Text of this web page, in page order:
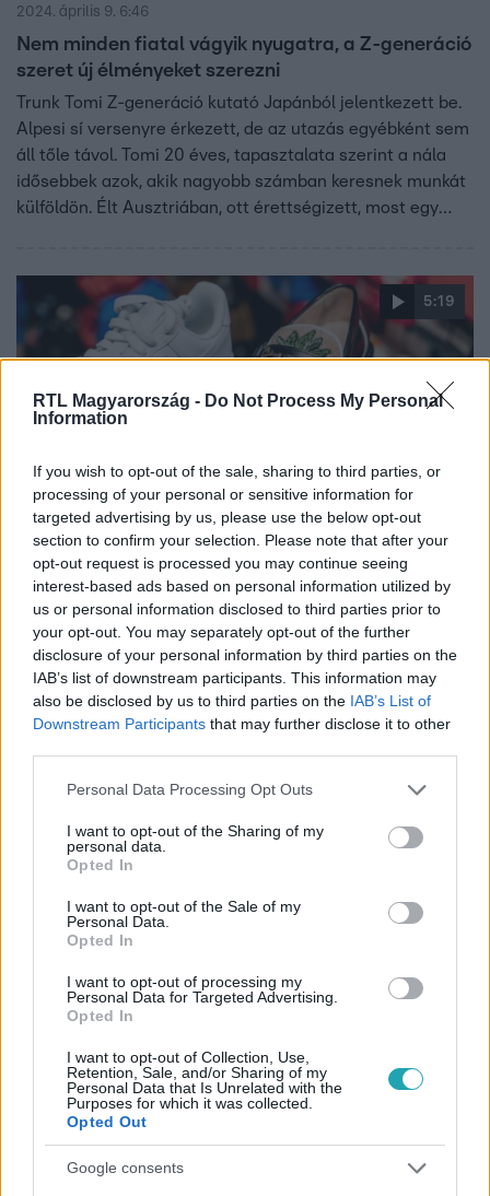
RTL Magyarország - Do Not Process My Personal
Information
If you wish to opt-out of the sale, sharing to third parties, or
processing of your personal or sensitive information for
targeted advertising by us, please use the below opt-out
section to confirm your selection. Please note that after your
opt-out request is processed you may continue seeing
interest-based ads based on personal information utilized by
us or personal information disclosed to third parties prior to
your opt-out. You may separately opt-out of the further
disclosure of your personal information by third parties on the
IAB’s list of downstream participants. This information may
also be disclosed by us to third parties on the IAB’s List of
Downstream Participants that may further disclose it to other
Please note that this website/app uses one or more Google
not limited to your visit or usage behaviour. You may click to
grant or deny consent to Google and its third-party tags to
use your data for below specified purposes in below Google
consent section.
Personal Data Processing Opt Outs
I want to opt-out of the Sharing of my
personal data.
Opted In
I want to opt-out of the Sale of my
Personal Data.
Opted In
I want to opt-out of processing my
Personal Data for Targeted Advertising.
Opted In
I want to opt-out of Collection, Use,
Retention, Sale, and/or Sharing of my
Personal Data that Is Unrelated with the
Purposes for which it was collected.
Opted Out
Google consents
2024. április 9. 6:46
Nem minden fiatal vágyik nyugatra, a Z-generáció
szeret új élményeket szerezni
Trunk Tomi Z-generáció kutató Japánból jelentkezett be.
Alpesi sí versenyre érkezett, de az utazás egyébként sem
áll tőle távol. Tomi 20 éves, tapasztalata szerint a nála
idősebbek azok, akik nagyobb számban keresnek munkát
külföldön. Élt Ausztriában, ott érettségizett, most egy
szeretnek menni a diákok tanulni, az olaszok megörülnek,
ha Prágába mehetnek Erasmusra – mondja.
5:19
Reggeli
2023. november 21. 8:26
Mi kerülhet tízmillió forintba egy sportcipőben?
A Sneakerness Budapest nevű eseményre nemrég több
mint hatezren voltak kíváncsiak – árulta el a Reggeliben
Trunk Tomi főszervező. Miért ekkora a felhajtás a
sportcipők körül, és hogyan fizethet valaki akár tízmillió
forintot is egy párért? Trunk Tomi szerint túl vannak-e
Reggeli
Már youtuberként is rejtélyes volt – így látja
Azahriah sikerét a Z generáció
A Z generáció és az utána következő alfa generáció
körében most Azahriah a legfelkapottabb magyar előadó.